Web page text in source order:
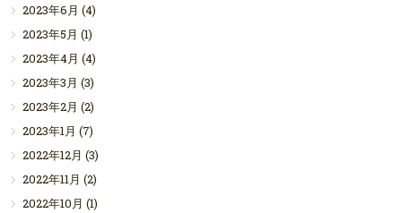
2023年6月 (4)
2023年5月 (1)
2023年4月 (4)
2023年3月 (3)
2023年2月 (2)
2023年1月 (7)
2022年12月 (3)
2022年11月 (2)
2022年10月 (1)